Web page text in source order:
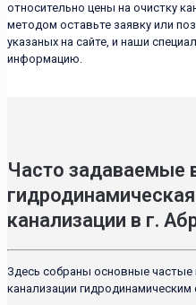
относительно цены на очистку
методом оставьте заявку или
указаных на сайте, и наши
информацию.
Часто задаваемые
канализации в г.
Здесь собраны основные частые
канализации